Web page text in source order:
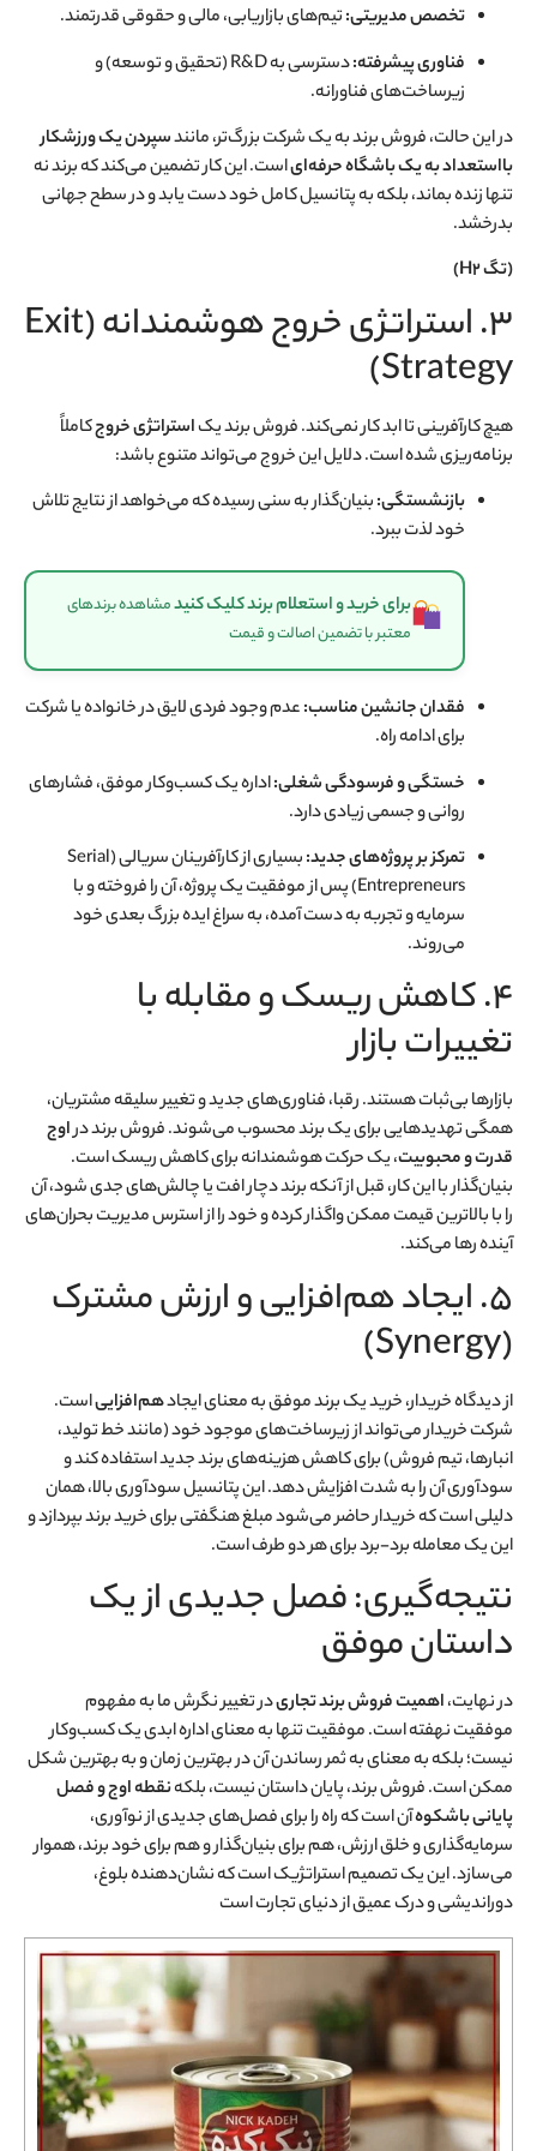
تخصص مدیریتی:تیم‌های بازاریابی، مالی و حقوقی قدرتمند.
فناوری پیشرفته:
دسترسی به R&D (تحقیق و توسعه) و
زیرساخت‌های فناورانه.
در این حالت، فروش برند به یک شرکت بزرگ‌تر، مانندسپردن یک ورزشکار
بااستعداد به یک باشگاه حرفه‌ایاست. این کار تضمین می‌کند که برند نه
تنها زنده بماند، بلکه به پتانسیل کامل خود دست یابد و در سطح جهانی
بدرخشد.
(تگ H2)
۳. استراتژی خروج هوشمندانه (Exit
Strategy)
هیچ کارآفرینی تا ابد کار نمی‌کند. فروش برند یکاستراتژی خروجکاملاً
برنامه‌ریزی شده است. دلایل این خروج می‌تواند متنوع باشد:
بازنشستگی:بنیان‌گذار به سنی رسیده که می‌خواهد از نتایج تلاش
خود لذت ببرد.
برای خرید و استعلام برند کلیک کنیدمشاهده برندهای
معتبر با تضمین اصالت و قیمت
فقدان جانشین مناسب:عدم وجود فردی لایق در خانواده یا شرکت
برای ادامه راه.
خستگی و فرسودگی شغلی:اداره یک کسب‌وکار موفق، فشارهای
روانی و جسمی زیادی دارد.
تمرکز بر پروژه‌های جدید:
بسیاری از کارآفرینان سریالی (Serial
Entrepreneurs) پس از موفقیت یک پروژه، آن را فروخته و با
سرمایه و تجربه به دست آمده، به سراغ ایده بزرگ بعدی خود
می‌روند.
۴. کاهش ریسک و مقابله با
تغییرات بازار
بازارها بی‌ثبات هستند. رقبا، فناوری‌های جدید و تغییر سلیقه مشتریان،
همگی تهدیدهایی برای یک برند محسوب می‌شوند. فروش برند دراوج
قدرت و محبوبیت، یک حرکت هوشمندانه برای کاهش ریسک است.
بنیان‌گذار با این کار، قبل از آنکه برند دچار افت یا چالش‌های جدی شود، آن
را با بالاترین قیمت ممکن واگذار کرده و خود را از استرس مدیریت بحران‌های
آینده رها می‌کند.
۵. ایجاد هم‌افزایی و ارزش مشترک
(Synergy)
از دیدگاه خریدار، خرید یک برند موفق به معنای ایجادهم‌افزاییاست.
شرکت خریدار می‌تواند از زیرساخت‌های موجود خود (مانند خط تولید،
انبارها، تیم فروش) برای کاهش هزینه‌های برند جدید استفاده کند و
سودآوری آن را به شدت افزایش دهد. این پتانسیل سودآوری بالا، همان
دلیلی است که خریدار حاضر می‌شود مبلغ هنگفتی برای خرید برند بپردازد و
این یک معامله برد-برد برای هر دو طرف است.
نتیجه‌گیری: فصل جدیدی از یک
داستان موفق
در نهایت،اهمیت فروش برند تجاریدر تغییر نگرش ما به مفهوم
موفقیت نهفته است. موفقیت تنها به معنای اداره ابدی یک کسب‌وکار
نیست؛ بلکه به معنای به ثمر رساندن آن در بهترین زمان و به بهترین شکل
ممکن است. فروش برند، پایان داستان نیست، بلکهنقطه اوج و فصل
پایانی باشکوهآن است که راه را برای فصل‌های جدیدی از نوآوری،
سرمایه‌گذاری و خلق ارزش، هم برای بنیان‌گذار و هم برای خود برند، هموار
می‌سازد. این یک تصمیم استراتژیک است که نشان‌دهنده بلوغ،
دوراندیشی و درک عمیق از دنیای تجارت است